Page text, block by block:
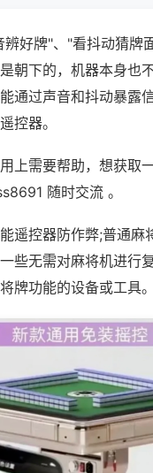
辨好牌"、"看抖动猜牌
朝下的，机器本身也
通过声音和抖动暴露
控器。
上需要帮助，想获取
随时交流 。
遥控器防作弊;普通麻
些无需对麻将机进行
牌功能的设备或工具。